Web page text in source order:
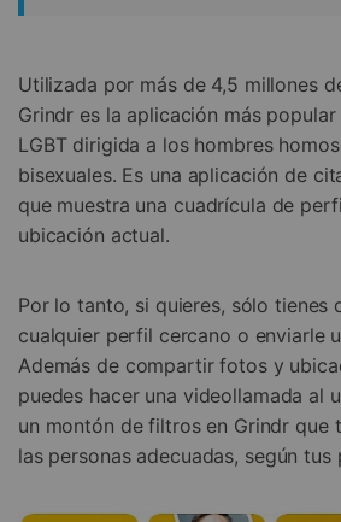
Utilizada por más de 4,5 millones
Grindr es la aplicación más
LGBT dirigida a los hombres
bisexuales. Es una aplicación de
que muestra una cuadrícula de
ubicación actual.
Por lo tanto, si quieres, sólo tienes
cualquier perfil cercano o enviarle
Además de compartir fotos y
puedes hacer una videollamada al
un montón de filtros en Grindr que
las personas adecuadas, según tus